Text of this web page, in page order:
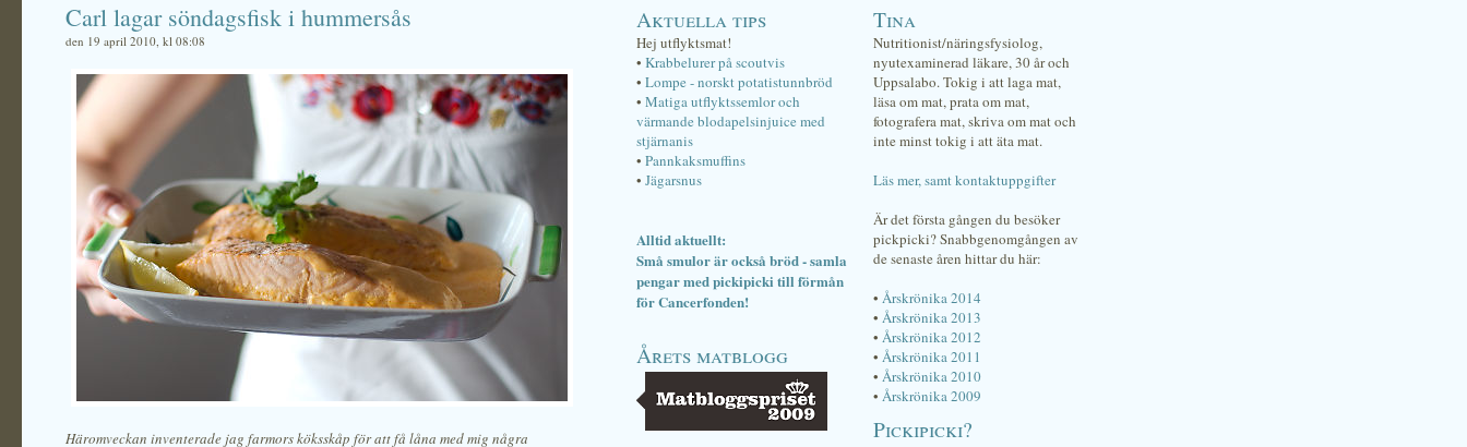
Carl lagar söndagsfisk i hummersås
den 19 april 2010, kl 08:08
Häromveckan inventerade jag farmors köksskåp för att få låna med mig några
Aktuella tips
Hej utflyktsmat!
• Krabbelurer på scoutvis
• Lompe - norskt potatistunnbröd
• Matiga utflyktssemlor och
värmande blodapelsinjuice med
stjärnanis
• Pannkaksmuffins
• Jägarsnus
Alltid aktuellt:
Små smulor är också bröd - samla
pengar med pickipicki till förmån
för Cancerfonden!
Årets matblogg
Tina
Nutritionist/näringsfysiolog,
nyutexaminerad läkare, 30 år och
Uppsalabo. Tokig i att laga mat,
läsa om mat, prata om mat,
fotografera mat, skriva om mat och
inte minst tokig i att äta mat.
Läs mer, samt kontaktuppgifter
Är det första gången du besöker
pickpicki? Snabbgenomgången av
de senaste åren hittar du här:
• Årskrönika 2014
• Årskrönika 2013
• Årskrönika 2012
• Årskrönika 2011
• Årskrönika 2010
• Årskrönika 2009
Pickipicki?